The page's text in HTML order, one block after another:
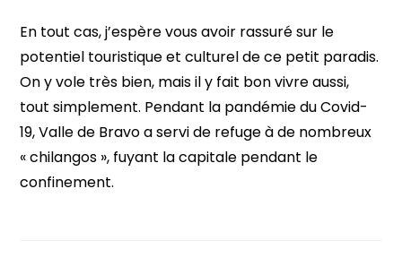
En tout cas, j’espère vous avoir rassuré sur le
potentiel touristique et culturel de ce petit paradis.
On y vole très bien, mais il y fait bon vivre aussi,
tout simplement. Pendant la pandémie du Covid-
19, Valle de Bravo a servi de refuge à de nombreux
« chilangos », fuyant la capitale pendant le
confinement.